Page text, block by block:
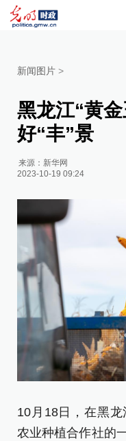
新闻图片 >
黑龙江“黄
好“丰”景
来源： 新华网
2023-10-19 09:24
10月18日，在黑
农业种植合作社的